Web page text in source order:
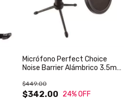
Micrófono Perfect Choice
Noise Barrier Alámbrico 3.5mm
$342.00
$449.00
24% OFF